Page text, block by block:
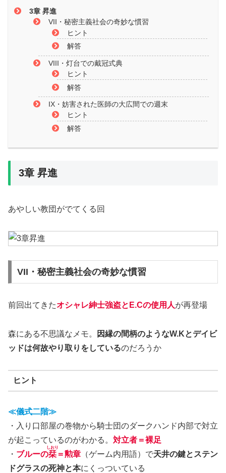
3章 昇進
VII・秘密主義社会の奇妙な慣習
ヒント
解答
VIII・灯台での戴冠式典
ヒント
解答
IX・妨害された医師の大広間での週末
ヒント
解答
3章 昇進
あやしい教団がでてくる回
VII・秘密主義社会の奇妙な慣習
前回出てきたオシャレ紳士強盗とE.Cの使用人が再登場
森にある不思議なメモ。
因縁の間柄のようなW.Kとデイビ
ッドは何故やり取りをしているのだろうか
ヒント
≪儀式二階≫
・入り口部屋の巻物から騎士団のダークハンド内部で対立
が起こっているのがわかる。 対立者＝裸足
・ ブルーの栞
しおり
＝勲章 （ゲーム内用語）で天井の鍵とステン
ドグラスの死神と本にくっついている